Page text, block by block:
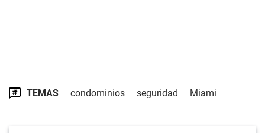
TEMAS condominios seguridad Miami